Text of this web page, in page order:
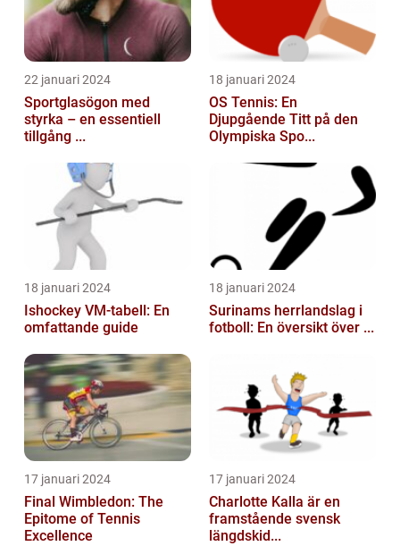
22 januari 2024
Sportglasögon med
styrka – en essentiell
tillgång ...
18 januari 2024
OS Tennis: En
Djupgående Titt på den
Olympiska Spo...
18 januari 2024
Ishockey VM-tabell: En
omfattande guide
18 januari 2024
Surinams herrlandslag i
fotboll: En översikt över ...
17 januari 2024
Final Wimbledon: The
Epitome of Tennis
Excellence
17 januari 2024
Charlotte Kalla är en
framstående svensk
längdskid...